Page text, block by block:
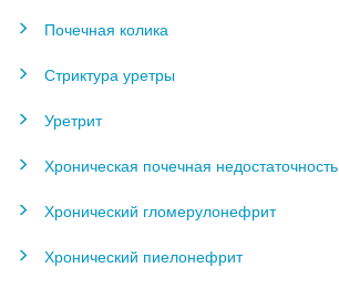
Почечная колика
Стриктура уретры
Уретрит
Хроническая почечная недостаточность
Хронический гломерулонефрит
Хронический пиелонефрит